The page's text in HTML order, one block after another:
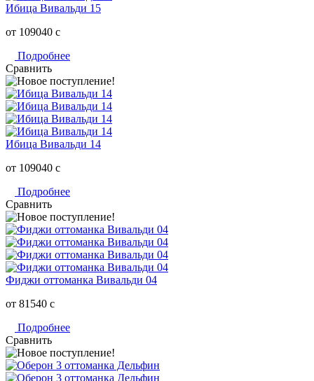
Ибица Вивальди 15
от 109040 c
Подробнее
Сравнить
Ибица Вивальди 14
от 109040 c
Подробнее
Сравнить
Фиджи оттоманка Вивальди 04
от 81540 c
Подробнее
Сравнить